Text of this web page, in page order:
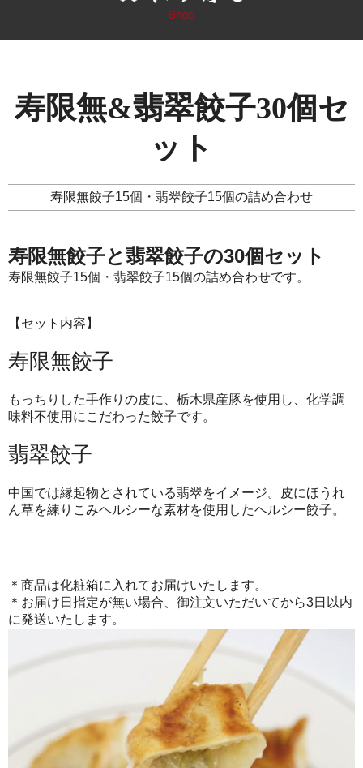
寿限無&翡翠餃子30個セ
ット
寿限無餃子15個・翡翠餃子15個の詰め合わせ
寿限無餃子と翡翠餃子の30個セット
寿限無餃子15個・翡翠餃子15個の詰め合わせです。
【セット内容】
寿限無餃子
もっちりした手作りの皮に、栃木県産豚を使用し、化学調
味料不使用にこだわった餃子です。
翡翠餃子
中国では縁起物とされている翡翠をイメージ。皮にほうれ
ん草を練りこみヘルシーな素材を使用したヘルシー餃子。
＊商品は化粧箱に入れてお届けいたします。
＊お届け日指定が無い場合、御注文いただいてから3日以内
に発送いたします。